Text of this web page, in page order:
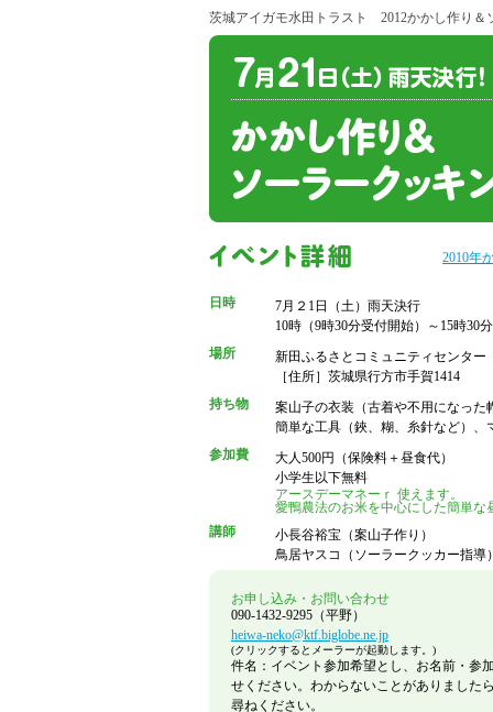
茨城アイガモ水田トラスト 2012かかし作り＆
2010年
日時
7月２1日（土）雨天決行
10時（9時30分受付開始）～15時30分
場所
新田ふるさとコミュニティセンター
［住所］茨城県行方市手賀1414
持ち物
案山子の衣装（古着や不用になった
簡単な工具（鋏、糊、糸針など）、
参加費
大人500円（保険料＋昼食代）
小学生以下無料
アースデーマネーｒ 使えます。
愛鴨農法のお米を中心にした簡単な
講師
小長谷裕宝（案山子作り）
鳥居ヤスコ（ソーラークッカー指導
お申し込み・お問い合わせ
090-1432-9295（平野）
heiwa-neko@ktf.biglobe.ne.jp
(クリックするとメーラーが起動します。)
件名：イベント参加希望とし、お名前・参
せください。わからないことがありました
尋ねください。